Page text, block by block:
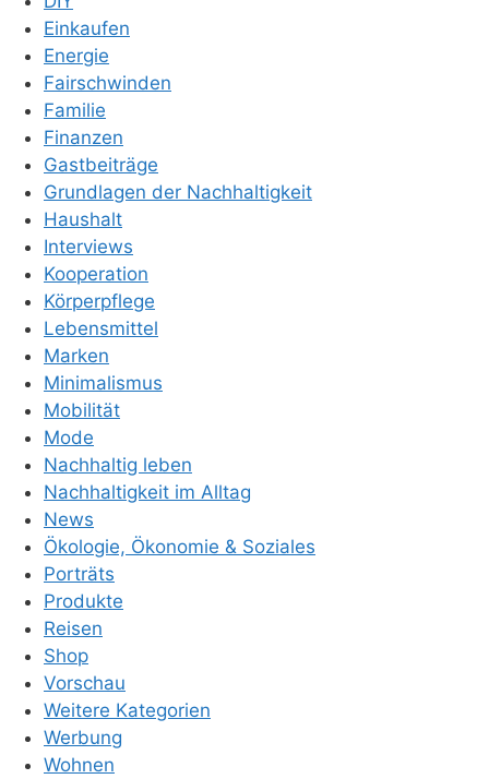
Einkaufen
Energie
Fairschwinden
Familie
Finanzen
Gastbeiträge
Grundlagen der Nachhaltigkeit
Haushalt
Interviews
Kooperation
Körperpflege
Lebensmittel
Marken
Minimalismus
Mobilität
Mode
Nachhaltig leben
Nachhaltigkeit im Alltag
News
Ökologie, Ökonomie & Soziales
Porträts
Produkte
Reisen
Shop
Vorschau
Weitere Kategorien
Werbung
Wohnen